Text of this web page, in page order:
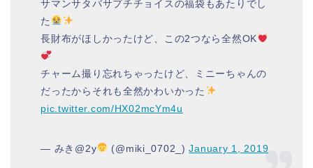
サマンサタバサプチチョイスの福袋もあたりでし
た
長財布がほしかったけど、この2つなら全然OK
チャーム撮り忘れちゃったけど、ミニーちゃんの
だったからそれも全然かわいかった
pic.twitter.com/HX02mcYm4u
— みき@2y (@miki_0702_)January 1, 2019